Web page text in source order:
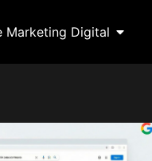
Marketing Digital